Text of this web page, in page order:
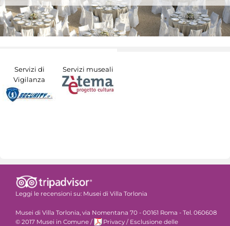
Servizi di
Vigilanza
Servizi museali
Leggi le recensioni su: Musei di Villa Torlonia
Musei di Villa Torlonia, via Nomentana 70 - 00161 Roma - Tel. 060608
© 2017 Musei in Comune / Privacy / Esclusione delle